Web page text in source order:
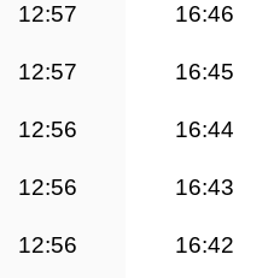
12:57 16:46
12:57 16:45
12:56 16:44
12:56 16:43
12:56 16:42